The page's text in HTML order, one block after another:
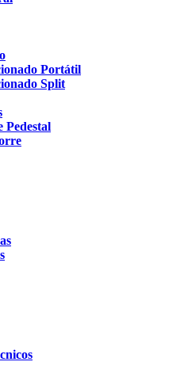
Portátil
Split
Pedestal